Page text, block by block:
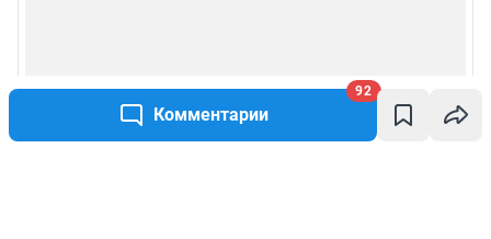
Комментарии
92